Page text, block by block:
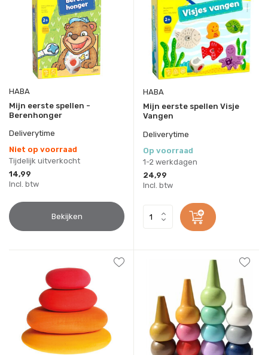
HABA
Mijn eerste spellen -
Berenhonger
Deliverytime
Niet op voorraad
Tijdelijk uitverkocht
14,99
Incl. btw
Bekijken
HABA
Mijn eerste spellen Visje
Vangen
Deliverytime
Op voorraad
1-2 werkdagen
24,99
Incl. btw